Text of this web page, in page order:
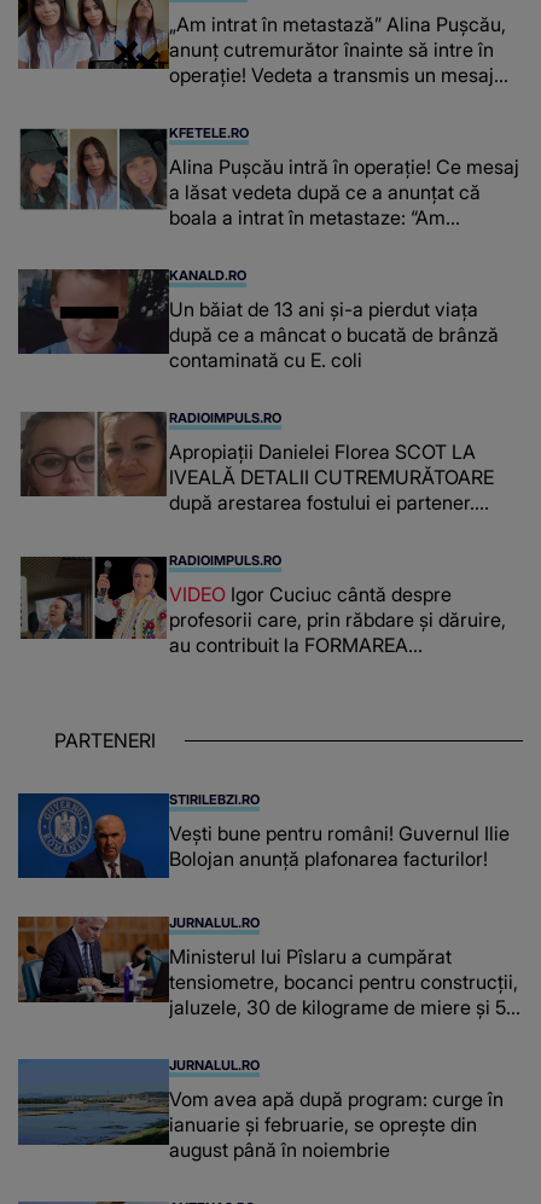
„Am intrat în metastază” Alina Pușcău,
anunț cutremurător înainte să intre în
operație! Vedeta a transmis un mesaj
KFETELE.RO
Alina Pușcău intră în operație! Ce mesaj
a lăsat vedeta după ce a anunțat că
boala a intrat în metastaze: “Am
KANALD.RO
Un băiat de 13 ani și-a pierdut viața
după ce a mâncat o bucată de brânză
contaminată cu E. coli
RADIOIMPULS.RO
Apropiații Danielei Florea SCOT LA
IVEALĂ DETALII CUTREMURĂTOARE
după arestarea fostului ei partener.
românca ucisă în Italia și ascunsă în
lada unui pat: " Îmi pare rău că nu am
reușit să fac mai mult pentru ea și..."
RADIOIMPULS.RO
VIDEO Igor Cuciuc cântă despre
profesorii care, prin răbdare și dăruire,
au contribuit la FORMAREA
chiar și după trecerea anilor: "De
PARTENERI
STIRILEBZI.RO
Vești bune pentru români! Guvernul Ilie
Bolojan anunță plafonarea facturilor!
JURNALUL.RO
Ministerul lui Pîslaru a cumpărat
tensiometre, bocanci pentru construcții,
jaluzele, 30 de kilograme de miere și 50
JURNALUL.RO
Vom avea apă după program: curge în
ianuarie și februarie, se oprește din
august până în noiembrie